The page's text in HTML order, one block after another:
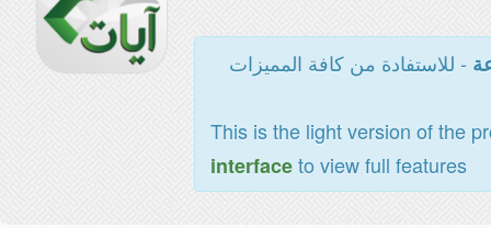
- للاستفادة من كافة المميزات
This is the light version of the
interfaceto view full features